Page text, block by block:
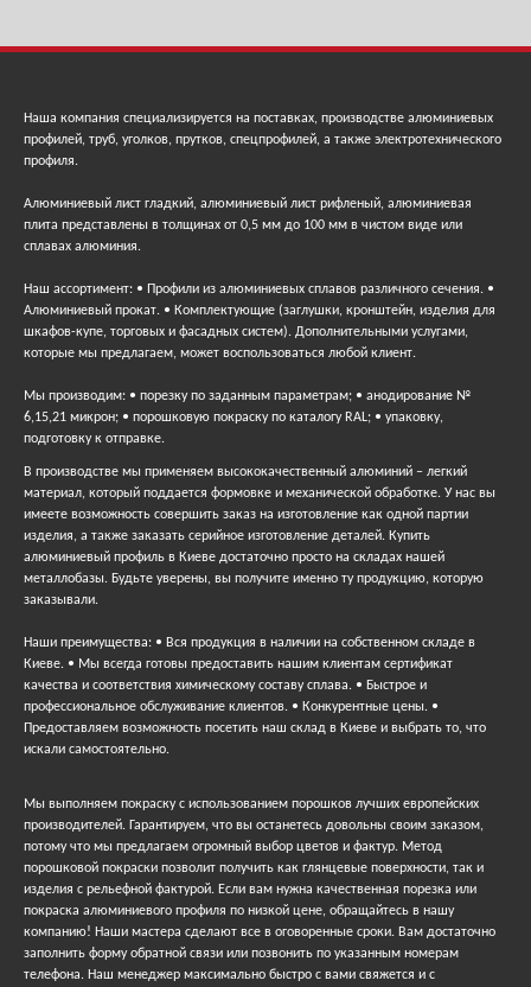
Наша компания специализируется на поставках, производстве алюминиевых
профилей, труб, уголков, прутков, спецпрофилей, а также электротехнического
профиля.
Алюминиевый лист гладкий, алюминиевый лист рифленый, алюминиевая
плита представлены в толщинах от 0,5 мм до 100 мм в чистом виде или
сплавах алюминия.
Наш ассортимент: • Профили из алюминиевых сплавов различного сечения. •
Алюминиевый прокат. • Комплектующие (заглушки, кронштейн, изделия для
шкафов-купе, торговых и фасадных систем). Дополнительными услугами,
которые мы предлагаем, может воспользоваться любой клиент.
Мы производим: • порезку по заданным параметрам; • анодирование №
6,15,21 микрон; • порошковую покраску по каталогу RAL; • упаковку,
подготовку к отправке.
В производстве мы применяем высококачественный алюминий – легкий
материал, который поддается формовке и механической обработке. У нас вы
имеете возможность совершить заказ на изготовление как одной партии
изделия, а также заказать серийное изготовление деталей. Купить
алюминиевый профиль в Киеве достаточно просто на складах нашей
металлобазы. Будьте уверены, вы получите именно ту продукцию, которую
заказывали.
Наши преимущества: • Вся продукция в наличии на собственном складе в
Киеве. • Мы всегда готовы предоставить нашим клиентам сертификат
качества и соответствия химическому составу сплава. • Быстрое и
профессиональное обслуживание клиентов. • Конкурентные цены. •
Предоставляем возможность посетить наш склад в Киеве и выбрать то, что
искали самостоятельно.
Мы выполняем покраску с использованием порошков лучших европейских
производителей. Гарантируем, что вы останетесь довольны своим заказом,
потому что мы предлагаем огромный выбор цветов и фактур. Метод
порошковой покраски позволит получить как глянцевые поверхности, так и
изделия с рельефной фактурой. Если вам нужна качественная порезка или
покраска алюминиевого профиля по низкой цене, обращайтесь в нашу
компанию! Наши мастера сделают все в оговоренные сроки. Вам достаточно
заполнить форму обратной связи или позвонить по указанным номерам
телефона. Наш менеджер максимально быстро с вами свяжется и с